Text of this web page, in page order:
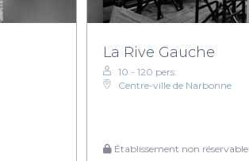
La Rive Gauche
10 - 120 pers.
Centre-ville de Narbonne
Établissement non réservable